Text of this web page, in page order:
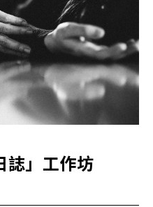
誌」工作坊